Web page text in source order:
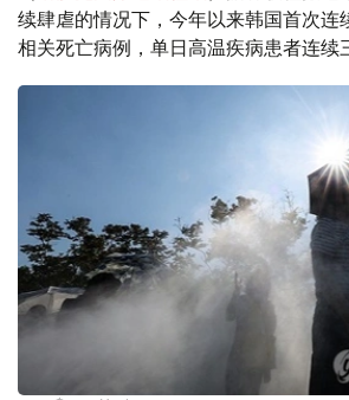
续肆虐的情况下，今年以来韩国首次连
相关死亡病例，单日高温疾病患者连续